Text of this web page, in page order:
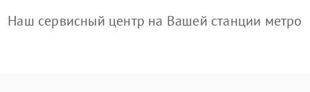
Наш сервисный центр на Вашей станции метро